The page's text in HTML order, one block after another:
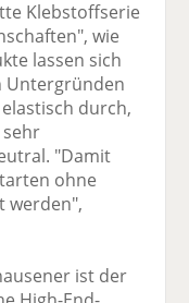
Klebstoffserie
wie
lassen sich
Untergründen
durch,
"Damit
ohne
werden",
ist der